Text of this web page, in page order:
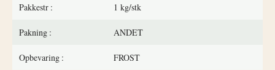
Pakkestr 1 kg/stk
Pakning ANDET
Opbevaring FROST